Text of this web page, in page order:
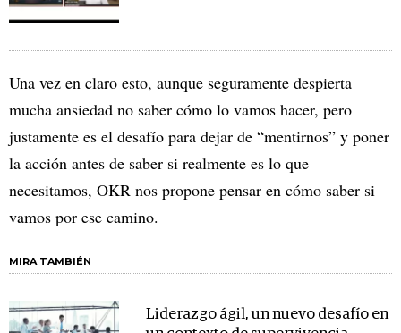
Una vez en claro esto, aunque seguramente despierta
mucha ansiedad no saber cómo lo vamos hacer, pero
justamente es el desafío para dejar de “mentirnos” y poner
la acción antes de saber si realmente es lo que
necesitamos, OKR nos propone pensar en cómo saber si
vamos por ese camino.
MIRA TAMBIÉN
Liderazgo ágil, un nuevo desafío en